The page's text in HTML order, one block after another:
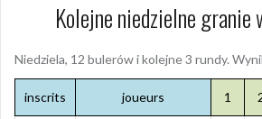
Kolejne niedzielne granie
Niedziela, 12 bulerów i kolejne 3 rundy.
inscrits joueurs 1